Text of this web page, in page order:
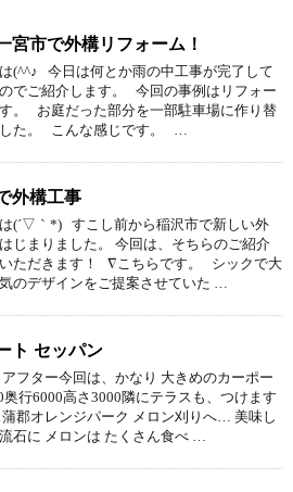
宮市で外構リフォーム！
(^^♪ 今日は何とか雨の中工事が完了して
でご紹介します。 今回の事例はリフォー
。 お庭だった部分を一部駐車場に作り替
た。 こんな感じです。 …
外構工事
(´▽｀*) すこし前から稲沢市で新しい外
じまりました。 今回は、そちらのご紹介
ただきます！ ∇こちらです。 シックで大
のデザインをご提案させていた …
ト セッパン
アフター今回は、かなり 大きめのカーポー
奥行6000高さ3000隣にテラスも、つけます
蒲郡オレンジパーク メロン刈りへ… 美味し
石に メロンは たくさん食べ …